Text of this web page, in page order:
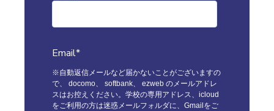
Email*
※自動返信メールなど届かないことがございますの
で、 docomo、 softbank、 ezweb のメールアドレ
スはお控えください。学校の専用アドレス、icloud
をご利用の方は迷惑メールフォルダに、Gmailをご